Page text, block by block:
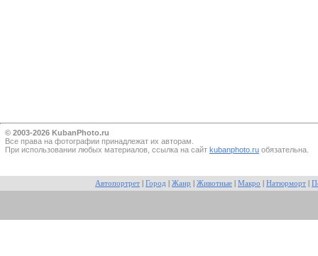
© 2003-2026 KubanPhoto.ru
Все прaва на фотографии принадлежат их авторам.
При использовании любых материалов, ссылка на сайт kubanphoto.ru обязательна.
Автопортрет Город Жанр Животные Макро Натюрморт